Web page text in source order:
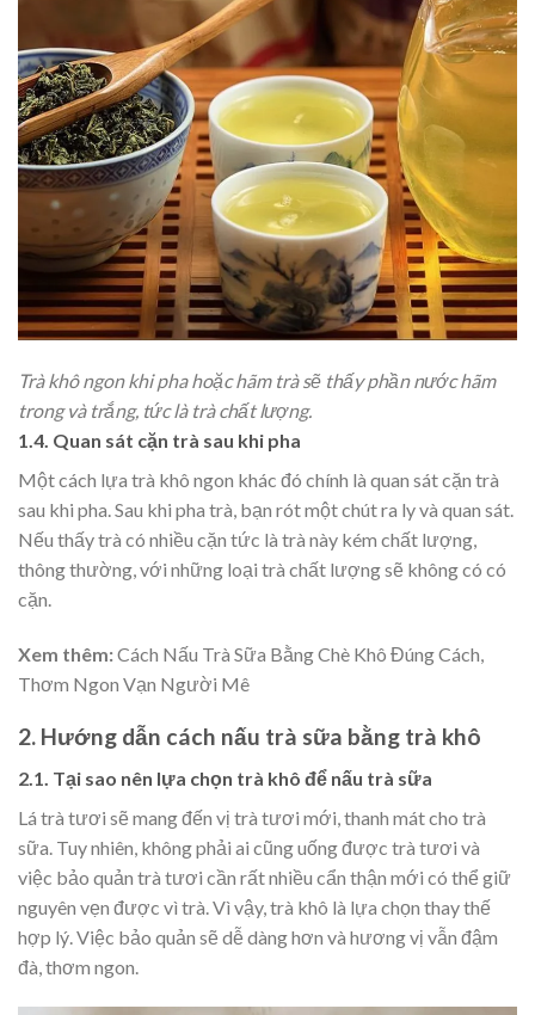
Trà khô ngon khi pha hoặc hãm trà sẽ thấy phần nước hãm
trong và trắng, tức là trà chất lượng.
1.4. Quan sát cặn trà sau khi pha
Một cách lựa trà khô ngon khác đó chính là quan sát cặn trà
sau khi pha. Sau khi pha trà, bạn rót một chút ra ly và quan sát.
Nếu thấy trà có nhiều cặn tức là trà này kém chất lượng,
thông thường, với những loại trà chất lượng sẽ không có có
cặn.
Xem thêm:Cách Nấu Trà Sữa Bằng Chè Khô Đúng Cách,
Thơm Ngon Vạn Người Mê​
2. Hướng dẫn cách nấu trà sữa bằng trà khô
2.1. Tại sao nên lựa chọn trà khô để nấu trà sữa
Lá trà tươi sẽ mang đến vị trà tươi mới, thanh mát cho trà
sữa. Tuy nhiên, không phải ai cũng uống được trà tươi và
việc bảo quản trà tươi cần rất nhiều cẩn thận mới có thể giữ
nguyên vẹn được vì trà. Vì vậy, trà khô là lựa chọn thay thế
hợp lý. Việc bảo quản sẽ dễ dàng hơn và hương vị vẫn đậm
đà, thơm ngon.